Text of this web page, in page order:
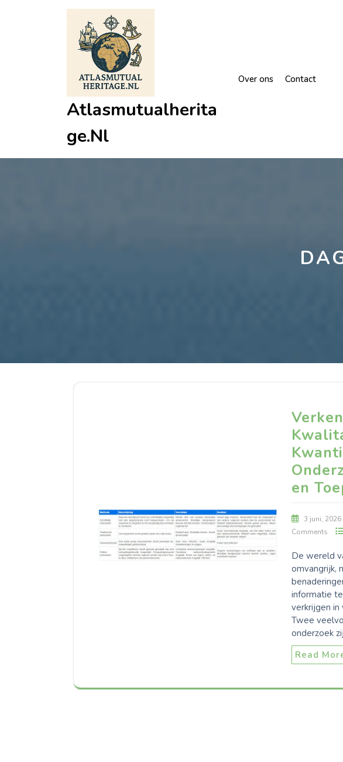
Atlasmutualherita
Ge.nl
Over ons Contact
en
3 juni, 2026
Comments
De wereld
omvangrijk,
informatie
verkrijgen in
Twee
onderzoek
Read